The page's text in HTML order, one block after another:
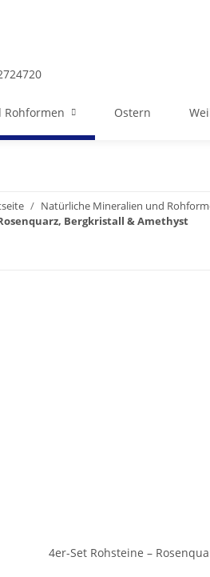
Ostern
Natürliche Mineralien und
Bergkristall & Amethyst